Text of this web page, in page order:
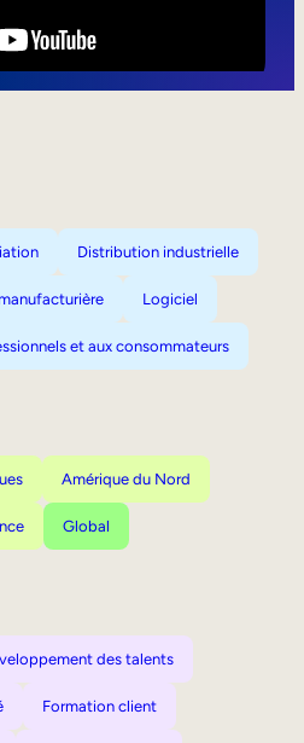
Distribution industrielle
Logiciel
et aux consommateurs
Amérique du Nord
Global
des talents
Formation client